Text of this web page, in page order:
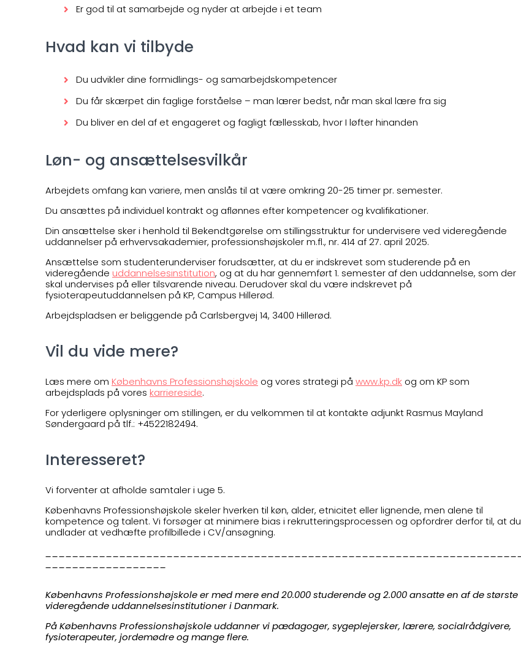
Er god til at samarbejde og nyder at arbejde i et team
Hvad kan vi tilbyde
Du udvikler dine formidlings- og samarbejdskompetencer
Du får skærpet din faglige forståelse – man lærer bedst, når man skal lære fra sig
Du bliver en del af et engageret og fagligt fællesskab, hvor I løfter hinanden
Løn- og ansættelsesvilkår
Arbejdets omfang kan variere, men anslås til at være omkring 20-25 timer pr. semester.
Du ansættes på individuel kontrakt og aflønnes efter kompetencer og kvalifikationer.
Din ansættelse sker i henhold til Bekendtgørelse om stillingsstruktur for undervisere ved videregående
uddannelser på erhvervsakademier, professionshøjskoler m.fl., nr. 414 af 27. april 2025.
Ansættelse som studenterunderviser forudsætter, at du er indskrevet som studerende på en
videregående uddannelsesinstitution, og at du har gennemført 1. semester af den uddannelse, som der
skal undervises på eller tilsvarende niveau. Derudover skal du være indskrevet på
fysioterapeutuddannelsen på KP, Campus Hillerød.
Arbejdspladsen er beliggende på Carlsbergvej 14, 3400 Hillerød.
Vil du vide mere?
Læs mere om Københavns Professionshøjskole og vores strategi på www.kp.dk og om KP som
arbejdsplads på vores karriereside.
For yderligere oplysninger om stillingen, er du velkommen til at kontakte adjunkt Rasmus Mayland
Søndergaard på tlf.: +4522182494​​.
Interesseret?
Vi forventer at afholde samtaler i uge 5.
Københavns Professionshøjskole skeler hverken til køn, alder, etnicitet eller lignende, men alene til
kompetence og talent. Vi forsøger at minimere bias i rekrutteringsprocessen og opfordrer derfor til, at du
undlader at vedhæfte profilbillede i CV/ansøgning.
Københavns Professionshøjskole er med mere end 20.000 studerende og 2.000 ansatte en af de største
videregående uddannelsesinstitutioner i Danmark.
På Københavns Professionshøjskole uddanner vi pædagoger, sygeplejersker, lærere, socialrådgivere,
fysioterapeuter, jordemødre og mange flere.